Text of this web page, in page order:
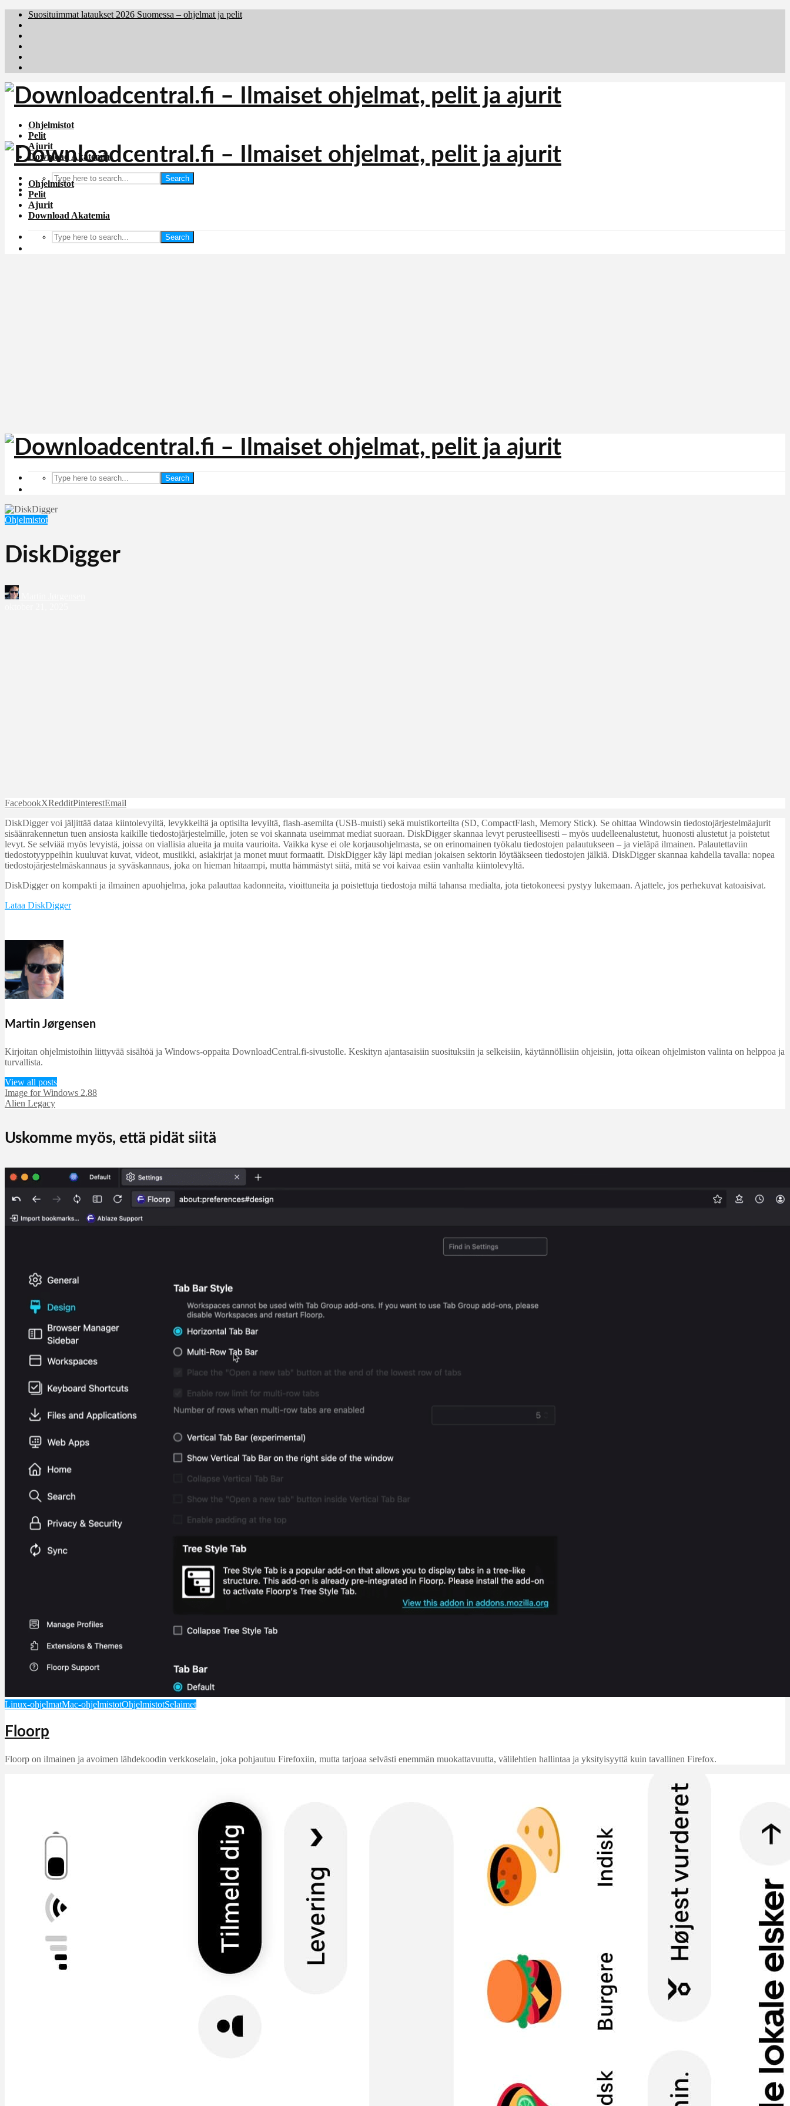
Suosituimmat lataukset 2026 Suomessa – ohjelmat ja pelit
Ohjelmistot
Pelit
Ajurit
Download Akatemia
Search
Ohjelmistot
Pelit
Ajurit
Download Akatemia
Search
Search
Ohjelmistot
DiskDigger
FacebookXRedditPinterestEmail
DiskDigger voi jäljittää dataa kiintolevyiltä, levykkeiltä ja optisilta levyiltä, flash-asemilta (USB-muisti) sekä muistikorteilta (SD, CompactFlash, Memory Stick). Se ohittaa Windowsin tiedostojärjestelmäajurit
sisäänrakennetun tuen ansiosta kaikille tiedostojärjestelmille, joten se voi skannata useimmat mediat suoraan. DiskDigger skannaa levyt perusteellisesti – myös uudelleenalustetut, huonosti alustetut ja poistetut
levyt. Se selviää myös levyistä, joissa on viallisia alueita ja muita vaurioita. Vaikka kyse ei ole korjausohjelmasta, se on erinomainen työkalu tiedostojen palautukseen – ja vieläpä ilmainen. Palautettaviin
tiedostotyyppeihin kuuluvat kuvat, videot, musiikki, asiakirjat ja monet muut formaatit. DiskDigger käy läpi median jokaisen sektorin löytääkseen tiedostojen jälkiä. DiskDigger skannaa kahdella tavalla: nopea
tiedostojärjestelmäskannaus ja syväskannaus, joka on hieman hitaampi, mutta hämmästyt siitä, mitä se voi kaivaa esiin vanhalta kiintolevyltä.
DiskDigger on kompakti ja ilmainen apuohjelma, joka palauttaa kadonneita, vioittuneita ja poistettuja tiedostoja miltä tahansa medialta, jota tietokoneesi pystyy lukemaan. Ajattele, jos perhekuvat katoaisivat.
Lataa DiskDigger
Martin Jørgensen
Kirjoitan ohjelmistoihin liittyvää sisältöä ja Windows-oppaita DownloadCentral.fi-sivustolle. Keskityn ajantasaisiin suosituksiin ja selkeisiin, käytännöllisiin ohjeisiin, jotta oikean ohjelmiston valinta on helppoa ja
turvallista.
View all posts
Image for Windows 2.88
Alien Legacy
Uskomme myös, että pidät siitä
Linux-ohjelmatMac-ohjelmistotOhjelmistotSelaimet
Floorp
Floorp on ilmainen ja avoimen lähdekoodin verkkoselain, joka pohjautuu Firefoxiin, mutta tarjoaa selvästi enemmän muokattavuutta, välilehtien hallintaa ja yksityisyyttä kuin tavallinen Firefox.